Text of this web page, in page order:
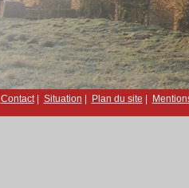
Contact| Situation Plan du site